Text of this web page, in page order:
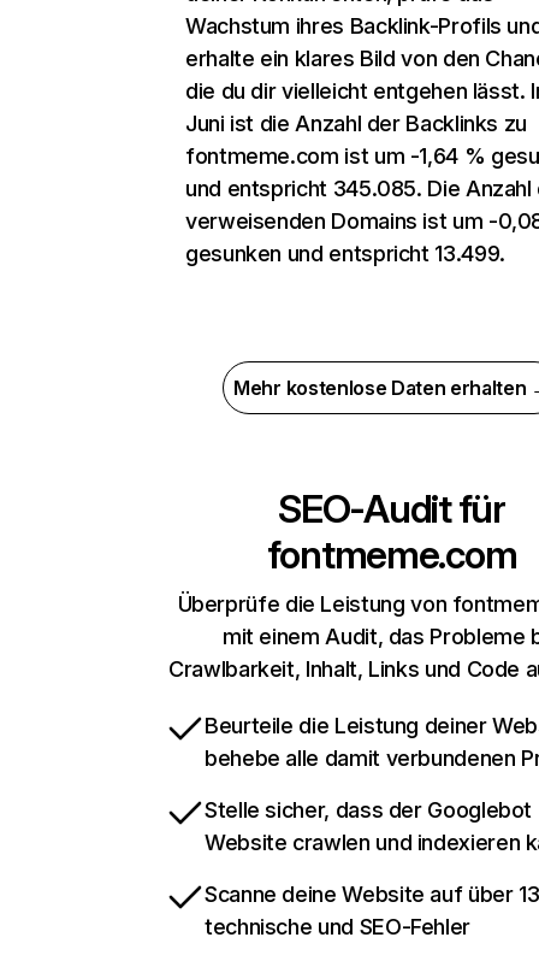
Wachstum ihres Backlink-Profils
erhalte ein klares Bild von den
die du dir vielleicht entgehen lässt.
Juni ist die Anzahl der Backlinks zu
fontmeme.com ist um -1,64 %
und entspricht 345.085. Die Anzahl
verweisenden Domains ist um -
gesunken und entspricht 13.499.
Mehr kostenlose Daten erhalten
SEO-Audit für
fontmeme.com
Überprüfe die Leistung von
mit einem Audit, das Probleme
Crawlbarkeit, Inhalt, Links und Code
Beurteile die Leistung deiner
behebe alle damit verbundenen
Stelle sicher, dass der Googlebot
Website crawlen und indexieren
Scanne deine Website auf über
technische und SEO-Fehler